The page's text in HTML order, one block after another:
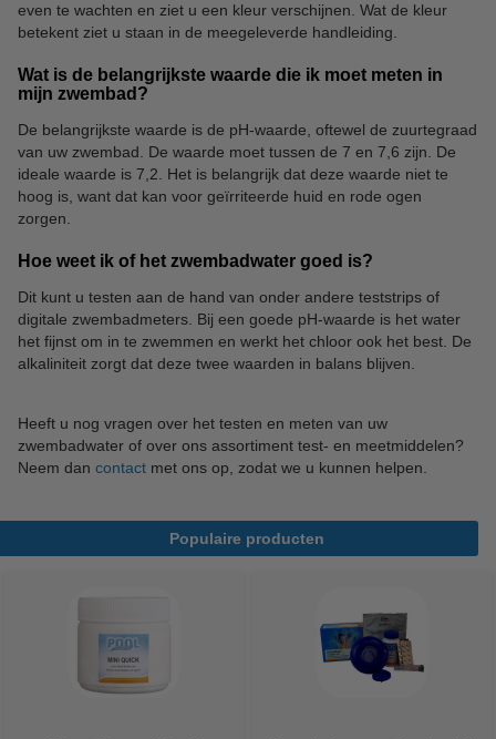
even te wachten en ziet u een kleur verschijnen. Wat de kleur
betekent ziet u staan in de meegeleverde handleiding.
Wat is de belangrijkste waarde die ik moet meten in
mijn zwembad?
De belangrijkste waarde is de pH-waarde, oftewel de zuurtegraad
van uw zwembad. De waarde moet tussen de 7 en 7,6 zijn. De
ideale waarde is 7,2. Het is belangrijk dat deze waarde niet te
hoog is, want dat kan voor geïrriteerde huid en rode ogen
zorgen.
Hoe weet ik of het zwembadwater goed is?
Dit kunt u testen aan de hand van onder andere teststrips of
digitale zwembadmeters. Bij een goede pH-waarde is het water
het fijnst om in te zwemmen en werkt het chloor ook het best. De
alkaliniteit zorgt dat deze twee waarden in balans blijven.
Heeft u nog vragen over het testen en meten van uw
zwembadwater of over ons assortiment test- en meetmiddelen?
Neem dan contact met ons op, zodat we u kunnen helpen.
Populaire producten